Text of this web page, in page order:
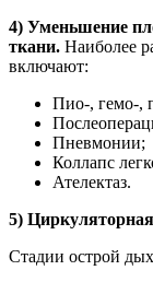
4) Уменьшение
ткани. Наиболее
включают:
Пио-, гемо-,
Пневмонии;
Коллапс
Ателектаз.
5)
Стадии острой